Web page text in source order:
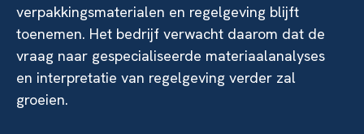
verpakkingsmaterialen en regelgeving blijft
toenemen. Het bedrijf verwacht daarom dat de
vraag naar gespecialiseerde materiaalanalyses
en interpretatie van regelgeving verder zal
groeien.